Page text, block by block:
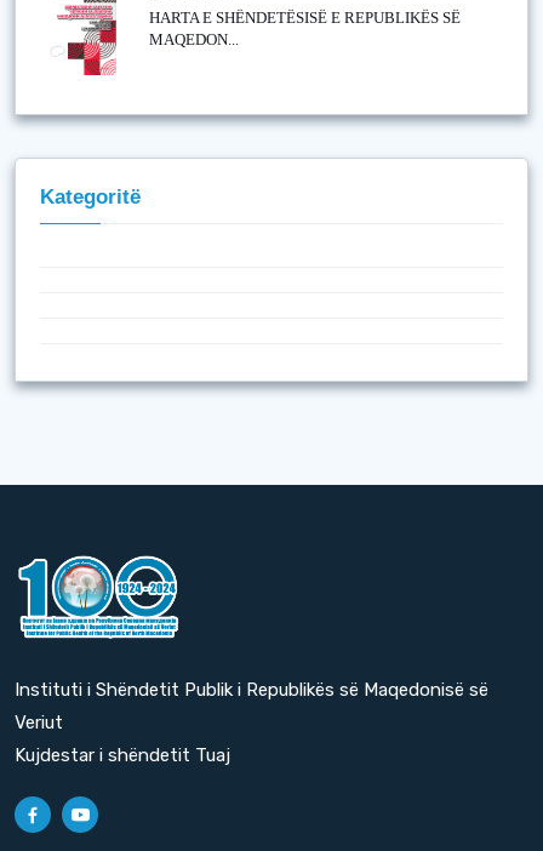
HARTA E SHËNDETËSISË E REPUBLIKËS SË
MAQEDON...
Kategoritë
Instituti i Shëndetit Publik i Republikës së Maqedonisë së
Veriut
Kujdestar i shëndetit Tuaj